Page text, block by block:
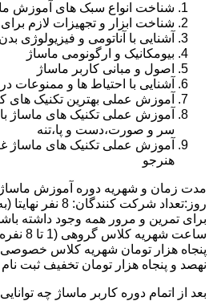
شناخت انواع سبک های آموزش
شناخت ابزار و تجهیزات لازم برای
آشنایی با آناتومی و فیزیولوژی
بیومکانیک و ارگونومی ماساژ
اصول و مبانی کاربر ماساژ
آشنایی با احتیاط ها و ممنوعات
آموزش عملی بهترین تکنیک های
آموزش عملی تکنیک های ماساژ
سر و صورت،دست و پا،تنه
آموزش عملی تکنیک های ماساژ
هنرجو
روز:تعداد شرکت
نهصد و پنجاه هزار تومان تخفیف ثبت نام آنلاین :500
بعد از اتمام دوره کاربر ماساژ چه